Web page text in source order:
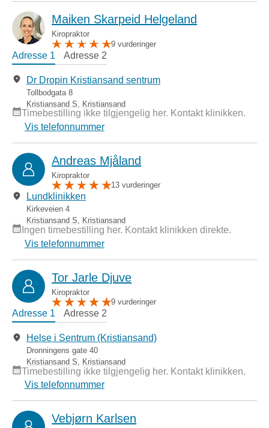
Maiken Skarpeid Helgeland
Kiropraktor
9 vurderinger
Adresse 1 Adresse 2
Dr Dropin Kristiansand sentrum
Tollbodgata 8
Kristiansand S
Kristiansand
Timebestilling ikke tilgjengelig her. Kontakt klinikken.
Vis telefonnummer
Andreas Mjåland
Kiropraktor
13 vurderinger
Lundklinikken
Kirkeveien 4
Kristiansand S, Kristiansand
Ingen timebestilling her. Kontakt klinikken direkte.
Vis telefonnummer
Tor Jarle Djuve
Kiropraktor
9 vurderinger
Adresse 1 Adresse 2
Helse i Sentrum (Kristiansand)
Dronningens gate 40
Kristiansand S, Kristiansand
Timebestilling ikke tilgjengelig her. Kontakt klinikken.
Vis telefonnummer
Vebjørn Karlsen